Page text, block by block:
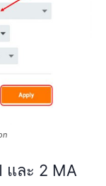
และ 2 MA